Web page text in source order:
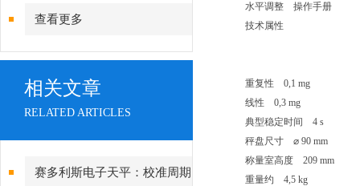
查看更多
相关文章
RELATED ARTICLES
赛多利斯电子天平：校准周期
水平调整 操作手册
技术属性
重复性 0,1 mg
线性 0,3 mg
典型稳定时间 4 s
秤盘尺寸 ⌀ 90 mm
称量室高度 209 mm
重量约 4,5 kg